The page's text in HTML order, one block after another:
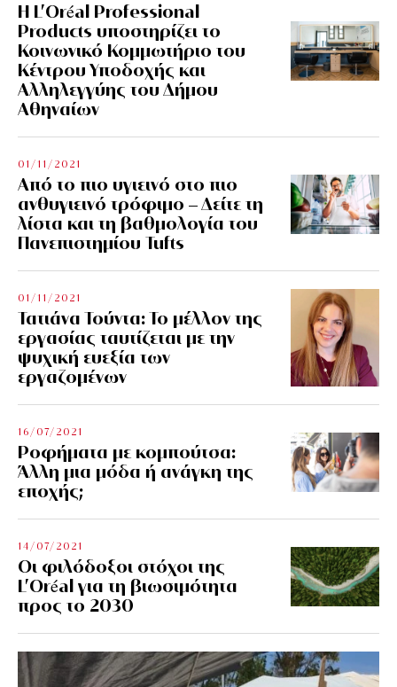
Η L’Οréal Professional
Products υποστηρίζει το
Κοινωνικό Κομμωτήριο του
Κέντρου Υποδοχής και
Αλληλεγγύης του Δήμου
Αθηναίων
01/11/2021
Από το πιο υγιεινό στο πιο
ανθυγιεινό τρόφιμο – Δείτε τη
λίστα και τη βαθμολογία του
Πανεπιστημίου Tufts
01/11/2021
Τατιάνα Τούντα: Το μέλλον της
εργασίας ταυτίζεται με την
ψυχική ευεξία των
εργαζομένων
16/07/2021
Ροφήματα με κομπούτσα:
Άλλη μια μόδα ή ανάγκη της
εποχής;
14/07/2021
Οι φιλόδοξοι στόχοι της
L’Oréal για τη βιωσιμότητα
προς το 2030